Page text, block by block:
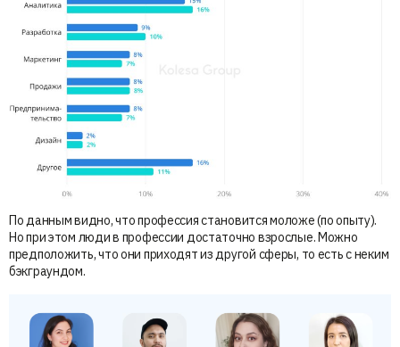
По данным видно, что профессия становится моложе (по опыту).
Но при этом люди в профессии достаточно взрослые. Можно
предположить, что они приходят из другой сферы, то есть с неким
бэкграундом.